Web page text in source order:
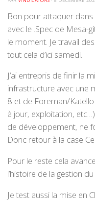
Bon pour attaquer dans
avec le .Spec de Mesa-
le moment. Je travail
tout cela d’ici samedi.
J’ai entrepris de finir la
infrastructure avec une
8 et de Foreman/
à jour, exploitation,
de développement, ne
Donc retour à la case
Pour le reste cela
l’histoire de la gestion
Je test aussi la mise en